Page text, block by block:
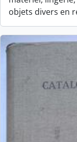
objets divers en